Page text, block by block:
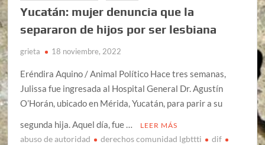
Yucatán: mujer denuncia que la
separaron de hijos por ser lesbiana
grieta 18 noviembre, 2022
Eréndira Aquino / Animal Político Hace tres semanas,
Julissa fue ingresada al Hospital General Dr. Agustín
O’Horán, ubicado en Mérida, Yucatán, para parir a su
segunda hija. Aquel día, fue …
LEER MÁS
abuso de autoridad derechos comunidad lgbttti
dif